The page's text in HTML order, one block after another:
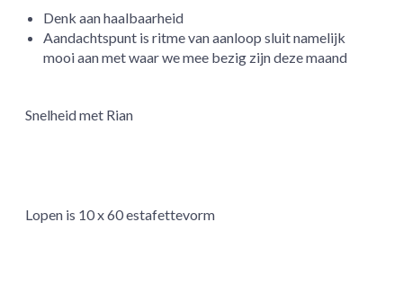
Denk aan haalbaarheid
Aandachtspunt is ritme van aanloop sluit namelijk
mooi aan met waar we mee bezig zijn deze maand
Snelheid met Rian
Lopen is 10 x 60 estafettevorm